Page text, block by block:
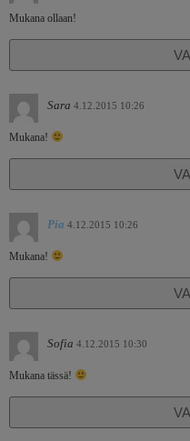
Mukana ollaan!
Sara 4.12.2015 10:26
Mukana!
Pia 4.12.2015 10:26
Mukana!
Sofia 4.12.2015 10:30
Mukana tässä!